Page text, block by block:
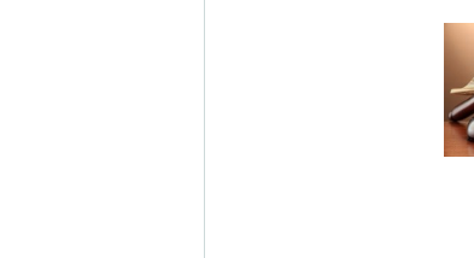
הציבור לשמירה על
מפני הסגת גבול
נדבך נוסף במאבק הרציף
עובדות בשטח ולהבטיח את
המגיעים לידינו. אם זיהיתים
לחדול מהשימוש באמצעות כתובת